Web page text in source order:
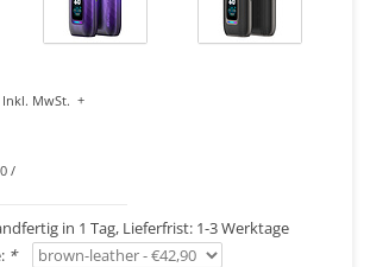
Inkl. MwSt. +
/
in 1 Tag, Lieferfrist: 1-3 Werktage
*